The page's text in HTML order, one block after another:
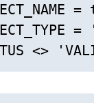
=
<>